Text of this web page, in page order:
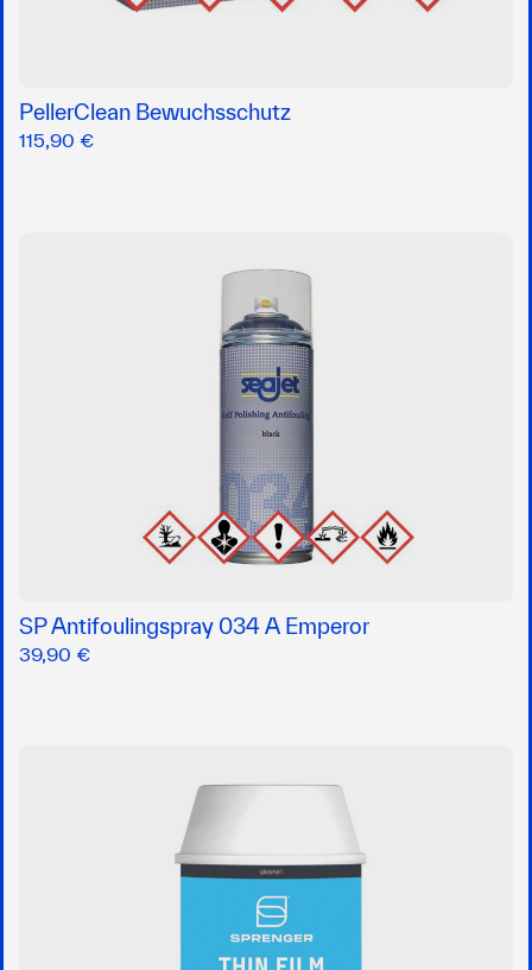
PellerClean Bewuchsschutz
115,90 €
SP Antifoulingspray 034 A Emperor
39,90 €